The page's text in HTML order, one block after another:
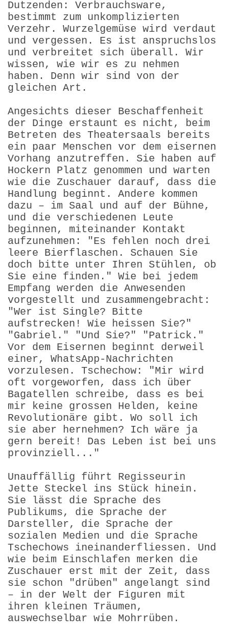
Dutzenden: Verbrauchsware,
bestimmt zum unkomplizierten
Verzehr. Wurzelgemüse wird verdaut
und vergessen. Es ist anspruchslos
und verbreitet sich überall. Wir
wissen, wie wir es zu nehmen
haben. Denn wir sind von der
gleichen Art.
Angesichts dieser Beschaffenheit
der Dinge erstaunt es nicht, beim
Betreten des Theatersaals bereits
ein paar Menschen vor dem eisernen
Vorhang anzutreffen. Sie haben auf
Hockern Platz genommen und warten
wie die Zuschauer darauf, dass die
Handlung beginnt. Andere kommen
dazu – im Saal und auf der Bühne,
und die verschiedenen Leute
beginnen, miteinander Kontakt
aufzunehmen: "Es fehlen noch drei
leere Bierflaschen. Schauen Sie
doch bitte unter Ihren Stühlen, ob
Sie eine finden." Wie bei jedem
Empfang werden die Anwesenden
vorgestellt und zusammengebracht:
"Wer ist Single? Bitte
aufstrecken! Wie heissen Sie?"
"Gabriel." "Und Sie?" "Patrick."
Vor dem Eisernen beginnt derweil
einer, WhatsApp-Nachrichten
vorzulesen. Tschechow: "Mir wird
oft vorgeworfen, dass ich über
Bagatellen schreibe, dass es bei
mir keine grossen Helden, keine
Revolutionäre gibt. Wo soll ich
sie aber hernehmen? Ich wäre ja
gern bereit! Das Leben ist bei uns
provinziell..."
Unauffällig führt Regisseurin
Jette Steckel ins Stück hinein.
Sie lässt die Sprache des
Publikums, die Sprache der
Darsteller, die Sprache der
sozialen Medien und die Sprache
Tschechows ineinanderfliessen. Und
wie beim Einschlafen merken die
Zuschauer erst mit der Zeit, dass
sie schon "drüben" angelangt sind
– in der Welt der Figuren mit
ihren kleinen Träumen,
auswechselbar wie Mohrrüben.